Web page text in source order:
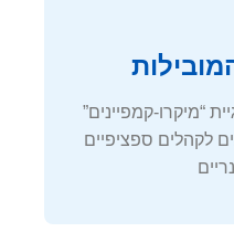
“מיקרו-קמפיינים”
לקהלים ספציפיים